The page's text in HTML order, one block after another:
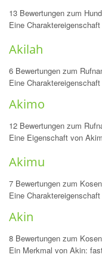
13 Bewertungen zum
Eine
Akilah
6 Bewertungen zum
Eine
Akimo
12 Bewertungen zum
Eine Eigenschaft von
Akimu
7 Bewertungen zum
Eine
Akin
8 Bewertungen zum
Ein Merkmal von Akin: